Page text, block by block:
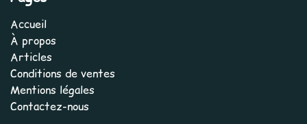
Accueil
À propos
Articles
Conditions de ventes
Mentions légales
Contactez-nous